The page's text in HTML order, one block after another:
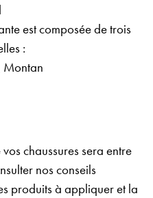
est composée de trois
:
Montan
chaussures sera entre
nos conseils
produits à appliquer et la